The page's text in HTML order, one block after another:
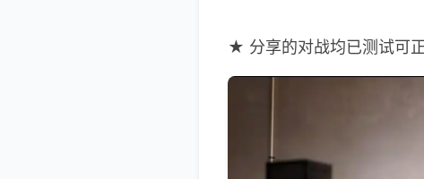
★ 分享的对战均已测试可正